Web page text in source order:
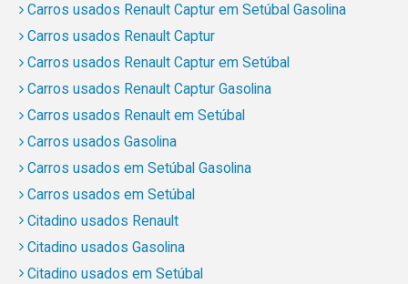
Carros usados Renault Captur em Setúbal Gasolina
Carros usados Renault Captur
Carros usados Renault Captur em Setúbal
Carros usados Renault Captur Gasolina
Carros usados Renault em Setúbal
Carros usados Gasolina
Carros usados em Setúbal Gasolina
Carros usados em Setúbal
Citadino usados Renault
Citadino usados Gasolina
Citadino usados em Setúbal